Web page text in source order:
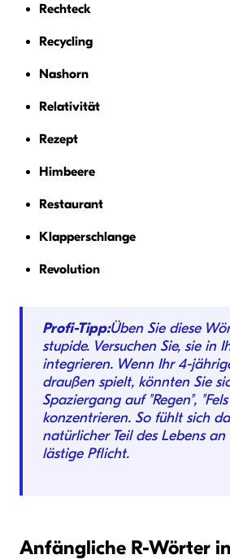
Rechteck
Recycling
Nashorn
Relativität
Rezept
Himbeere
Restaurant
Klapperschlange
Revolution
Profi-Tipp:Üben Sie diese
stupide. Versuchen Sie, sie in
integrieren. Wenn Ihr 4-
draußen spielt, könnten Sie
Spaziergang auf "Regen",
konzentrieren. So fühlt sich
natürlicher Teil des Lebens
lästige Pflicht.
Anfängliche R-Wörter